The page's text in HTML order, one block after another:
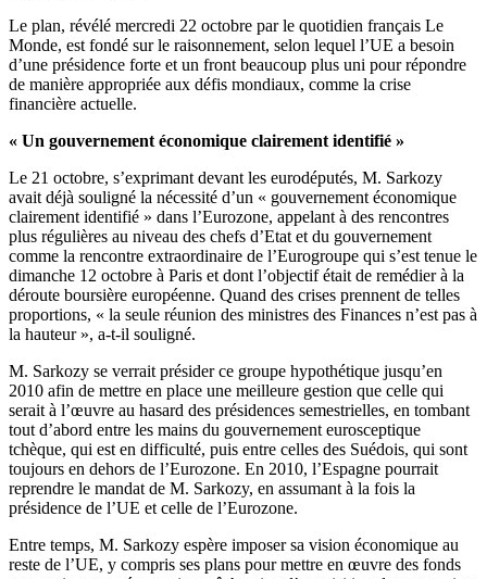
Le plan, révélé mercredi 22 octobre par le quotidien français Le
Monde, est fondé sur le raisonnement, selon lequel l’UE a besoin
d’une présidence forte et un front beaucoup plus uni pour répondre
de manière appropriée aux défis mondiaux, comme la crise
financière actuelle.
« Un gouvernement économique clairement identifié »
Le 21 octobre, s’exprimant devant les eurodéputés, M. Sarkozy
avait déjà souligné la nécessité d’un « gouvernement économique
clairement identifié » dans l’Eurozone, appelant à des rencontres
plus régulières au niveau des chefs d’Etat et du gouvernement
comme la rencontre extraordinaire de l’Eurogroupe qui s’est tenue le
dimanche 12 octobre à Paris et dont l’objectif était de remédier à la
déroute boursière européenne. Quand des crises prennent de telles
proportions, « la seule réunion des ministres des Finances n’est pas à
la hauteur », a-t-il souligné.
M. Sarkozy se verrait présider ce groupe hypothétique jusqu’en
2010 afin de mettre en place une meilleure gestion que celle qui
serait à l’œuvre au hasard des présidences semestrielles, en tombant
tout d’abord entre les mains du gouvernement eurosceptique
tchèque, qui est en difficulté, puis entre celles des Suédois, qui sont
toujours en dehors de l’Eurozone. En 2010, l’Espagne pourrait
reprendre le mandat de M. Sarkozy, en assumant à la fois la
présidence de l’UE et celle de l’Eurozone.
Entre temps, M. Sarkozy espère imposer sa vision économique au
reste de l’UE, y compris ses plans pour mettre en œuvre des fonds